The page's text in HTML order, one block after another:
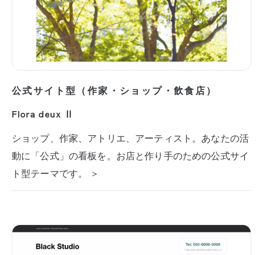
公式サイト型（作家・ショップ・飲食店）
Flora deux Ⅱ
ショップ、作家、アトリエ、アーティスト。あなたの活
動に「公式」の看板を。お店と作り手のための公式サイ
ト型テーマです。 ＞